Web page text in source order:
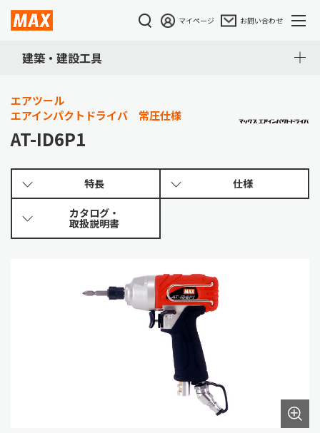
マイページ お問い合わせ
建築・建設工具
エアツール
エアインパクトドライバ 常圧仕様
AT-ID6P1
特長 仕様
カタログ・
取扱説明書